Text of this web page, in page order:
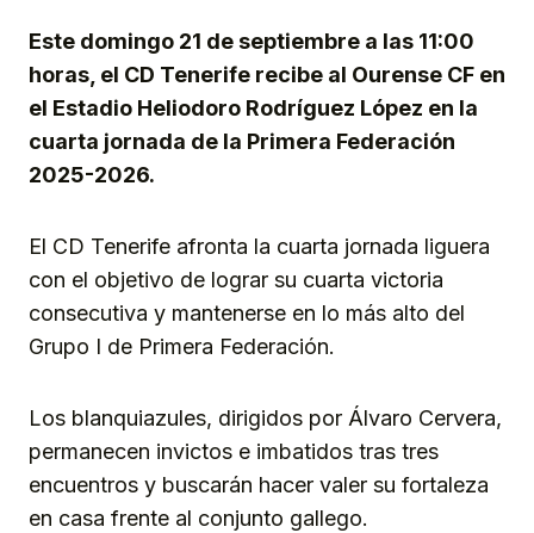
Este domingo 21 de septiembre a las 11:00
horas, el CD Tenerife recibe al Ourense CF en
el Estadio Heliodoro Rodríguez López en la
cuarta jornada de la Primera Federación
2025-2026.
El CD Tenerife afronta la cuarta jornada liguera
con el objetivo de lograr su cuarta victoria
consecutiva y mantenerse en lo más alto del
Grupo I de Primera Federación.
Los blanquiazules, dirigidos por Álvaro Cervera,
permanecen invictos e imbatidos tras tres
encuentros y buscarán hacer valer su fortaleza
en casa frente al conjunto gallego.